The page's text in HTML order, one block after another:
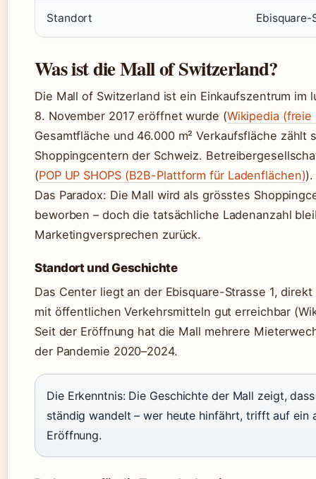
Standort Ebisquare-
Was ist die Mall of Switzerland?
Die Mall of Switzerland ist ein Einkaufszentrum im
8. November 2017 eröffnet wurde (Wikipedia (freie
Gesamtfläche und 46.000 m² Verkaufsfläche zählt
Shoppingcentern der Schweiz.
(POP UP SHOPS (B2B-Plattform für Ladenflächen)).
Das Paradox: Die Mall wird als grösstes
beworben – doch die tatsächliche Ladenanzahl
Marketingversprechen zurück.
Standort und Geschichte
Das Center liegt an der Ebisquare-Strasse 1,
mit öffentlichen Verkehrsmitteln gut erreichbar
Seit der Eröffnung hat die Mall mehrere
der Pandemie 2020–2024.
Die Erkenntnis:Die Geschichte der Mall zeigt,
ständig wandelt – wer heute hinfährt, trifft auf ein
Eröffnung.